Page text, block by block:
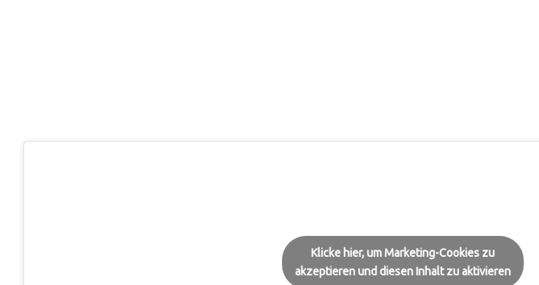
Klicke hier, um Marketing-Cookies zu
akzeptieren und diesen Inhalt zu aktivieren